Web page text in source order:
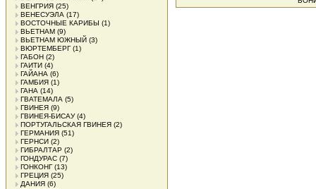
ВЕНГРИЯ (25)
ВЕНЕСУЭЛА (17)
ВОСТОЧНЫЕ КАРИБЫ (1)
ВЬЕТНАМ (9)
ВЬЕТНАМ ЮЖНЫЙ (3)
ВЮРТЕМБЕРГ(1)
ГАБОН (2)
ГАИТИ (4)
ГАЙАНА (6)
ГАМБИЯ (1)
ГАНА (14)
ГВАТЕМАЛА (5)
ГВИНЕЯ (9)
ГВИНЕЯ-БИСАУ(4)
ПОРТУГАЛЬСКАЯ ГВИНЕЯ (2)
ГЕРМАНИЯ (51)
ГЕРНСИ (2)
ГИБРАЛТАР (2)
ГОНДУРАС (7)
ГОНКОНГ(13)
ГРЕЦИЯ (25)
ДАНИЯ (6)